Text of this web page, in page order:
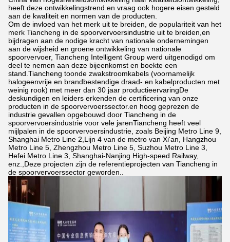
heeft deze ontwikkelingstrend en vraag ook hogere eisen gesteld
aan de kwaliteit en normen van de producten.
Om de invloed van het merk uit te breiden, de populariteit van het
merk Tiancheng in de spoorvervoersindustrie uit te breiden,en
bijdragen aan de nodige kracht van nationale ondernemingen
aan de wijsheid en groene ontwikkeling van nationale
spoorvervoer, Tiancheng Intelligent Group werd uitgenodigd om
deel te nemen aan deze bijeenkomst en boekte een
stand.Tiancheng toonde zwakstroomkabels (voornamelijk
halogeenvrije en brandbestendige draad- en kabelproducten met
weinig rook) met meer dan 30 jaar productieervaringDe
deskundigen en leiders erkenden de certificering van onze
producten in de spoorvervoerssector.en hoog geprezen de
industrie gevallen opgebouwd door Tiancheng in de
spoorvervoersindustrie voor vele jarenTiancheng heeft veel
mijlpalen in de spoorvervoersindustrie, zoals Beijing Metro Line 9,
Shanghai Metro Line 2,Lijn 4 van de metro van Xi'an, Hangzhou
Metro Line 5, Zhengzhou Metro Line 5, Suzhou Metro Line 3,
Hefei Metro Line 3, Shanghai-Nanjing High-speed Railway,
enz.,Deze projecten zijn de referentieprojecten van Tiancheng in
de spoorvervoerssector geworden..